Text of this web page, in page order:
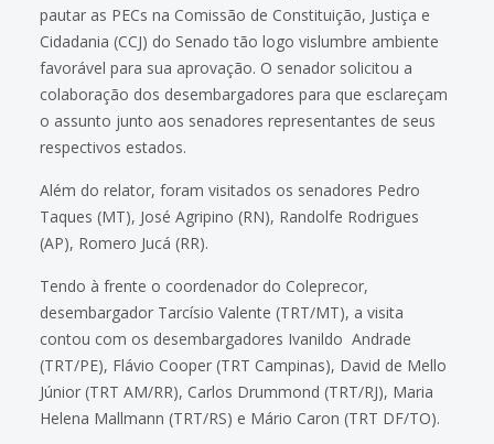
pautar as PECs na Comissão de Constituição, Justiça e
Cidadania (CCJ) do Senado tão logo vislumbre ambiente
favorável para sua aprovação. O senador solicitou a
colaboração dos desembargadores para que esclareçam
o assunto junto aos senadores representantes de seus
respectivos estados.
Além do relator, foram visitados os senadores Pedro
Taques (MT), José Agripino (RN), Randolfe Rodrigues
(AP), Romero Jucá (RR).
Tendo à frente o coordenador do Coleprecor,
desembargador Tarcísio Valente (TRT/MT), a visita
contou com os desembargadores Ivanildo Andrade
(TRT/PE), Flávio Cooper (TRT Campinas), David de Mello
Júnior (TRT AM/RR), Carlos Drummond (TRT/RJ), Maria
Helena Mallmann (TRT/RS) e Mário Caron (TRT DF/TO).